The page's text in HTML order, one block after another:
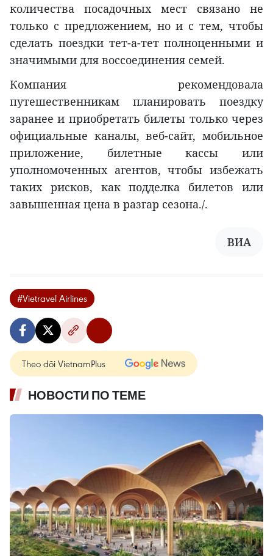
количества посадочных мест связано не
только с предложением, но и с тем, чтобы
сделать поездки тет-а-тет полноценными и
значимыми для воссоединения семей.
Компания рекомендовала
путешественникам планировать поездку
заранее и приобретать билеты только через
официальные каналы, веб-сайт, мобильное
приложение, билетные кассы или
уполномоченных агентов, чтобы избежать
таких рисков, как подделка билетов или
завышенная цена в разгар сезона./.
ВИА
#Vietravel Airlines
Theo dõi VietnamPlus
НОВОСТИ ПО ТЕМЕ